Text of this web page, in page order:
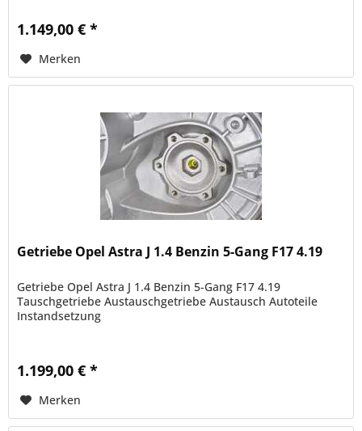
1.149,00 € *
Merken
Getriebe Opel Astra J 1.4 Benzin 5-Gang F17 4.19
Getriebe Opel Astra J 1.4 Benzin 5-Gang F17 4.19
Tauschgetriebe Austauschgetriebe Austausch Autoteile
Instandsetzung
1.199,00 € *
Merken